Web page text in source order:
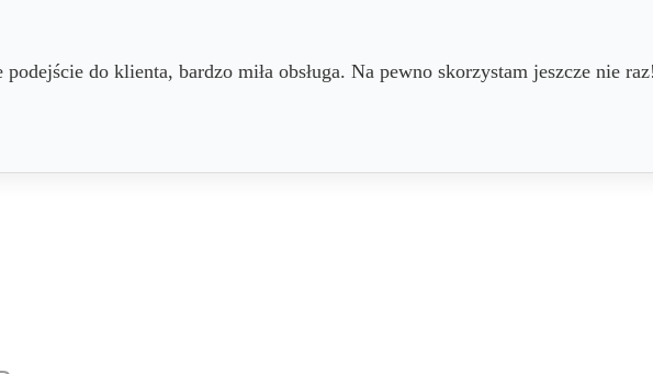
do klienta, bardzo miła obsługa. Na pewno skorzystam jeszcze nie